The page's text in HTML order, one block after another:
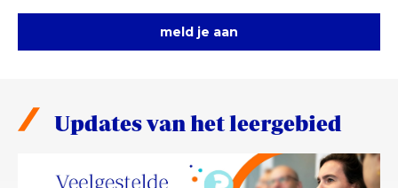
meld je aan
Updates van het leergebied